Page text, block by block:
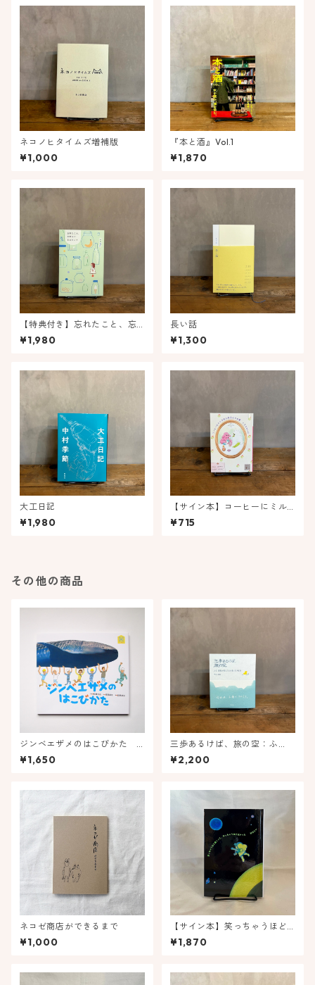
ネコノヒタイムズ増補版
¥1,000
『本と酒』Vol.1
¥1,870
【特典付き】忘れたこと、忘
れないままのこと
¥1,980
長い話
¥1,300
大工日記
¥1,980
【サイン本】コーヒーにミル
クを入れるような愛（文庫
版）
¥715
その他の商品
ジンベエザメのはこびかた
ほるぷ水族館えほん
¥1,650
三歩あるけば、旅の空：ふ
と、湯船が恋しくなる湯けむ
り紀行
¥2,200
ネコゼ商店ができるまで
¥1,000
【サイン本】笑っちゃうほど
遠くって、光っちゃうほど近
かった
¥1,870